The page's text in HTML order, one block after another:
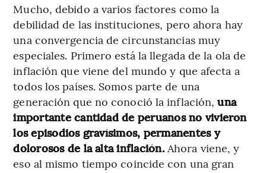
Mucho, debido a varios factores como la
debilidad de las instituciones, pero ahora hay
una convergencia de circunstancias muy
especiales. Primero está la llegada de la ola de
inflación que viene del mundo y que afecta a
todos los países. Somos parte de una
generación que no conoció la inflación,una
importante cantidad de peruanos no vivieron
los episodios gravísimos, permanentes y
dolorosos de la alta inflación.Ahora viene, y
eso al mismo tiempo coincide con una gran